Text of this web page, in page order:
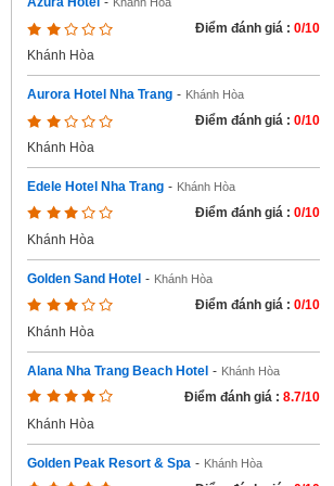
Điểm đánh giá : 0/10
Khánh Hòa
Aurora Hotel Nha Trang - Khánh Hòa
Điểm đánh giá : 0/10
Khánh Hòa
Edele Hotel Nha Trang - Khánh Hòa
Điểm đánh giá : 0/10
Khánh Hòa
Golden Sand Hotel - Khánh Hòa
Điểm đánh giá : 0/10
Khánh Hòa
Alana Nha Trang Beach Hotel - Khánh Hòa
Điểm đánh giá : 8.7/10
Khánh Hòa
Golden Peak Resort & Spa - Khánh Hòa